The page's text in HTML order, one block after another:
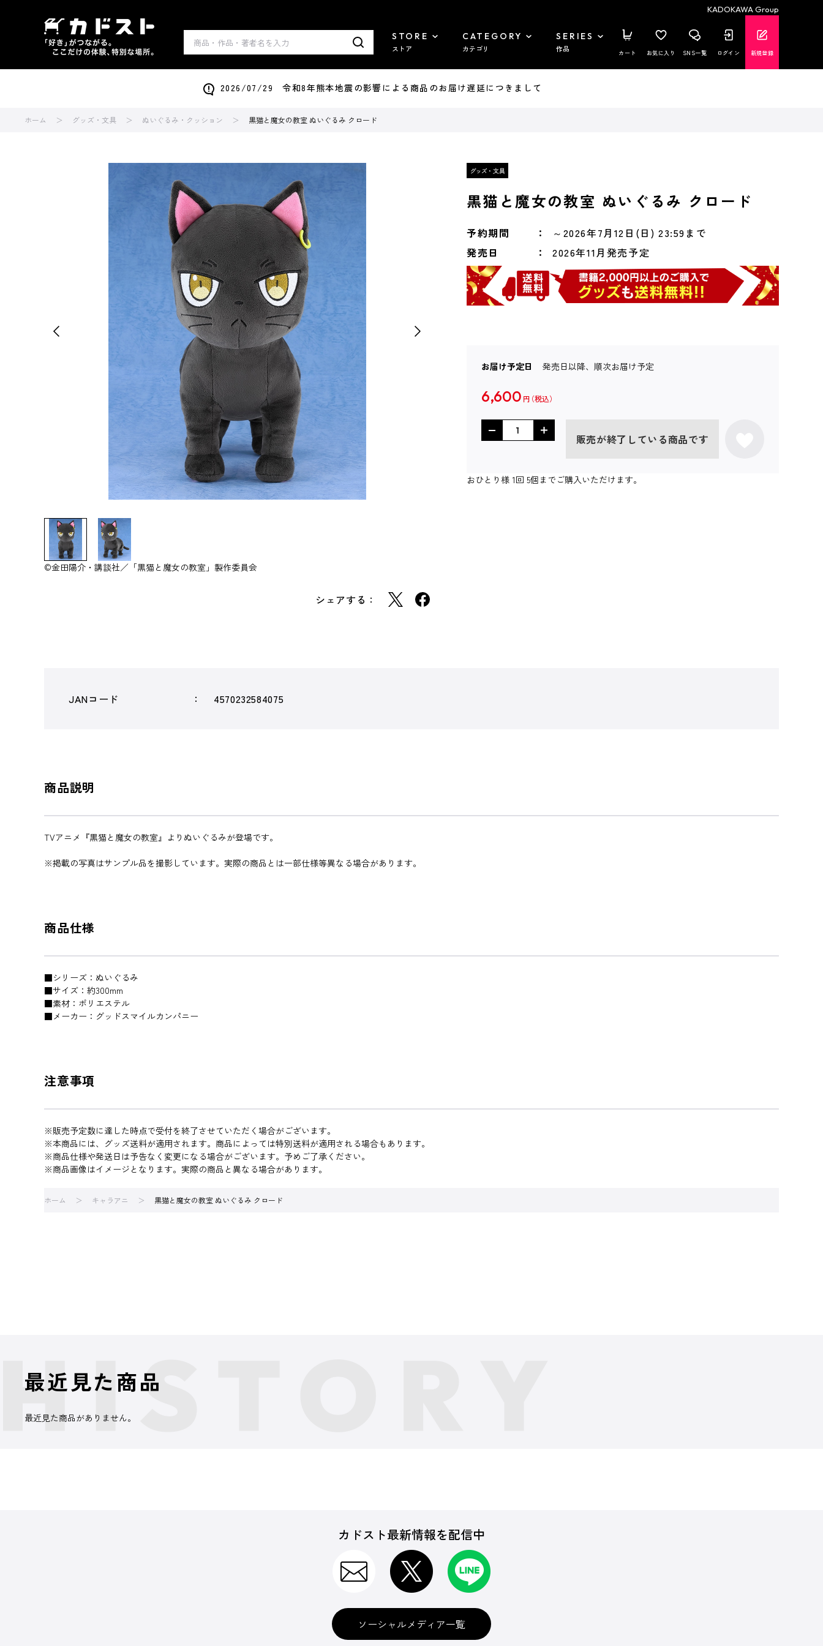
KADOKAWA Group
STORE
ストア
CATEGORY
カテゴリ
SERIES
作品 カート お気に入り SNS一覧 ログイン 新規登録
2026/07/29 令和8年熊本地震の影響による商品のお届け遅延につきまして
ホーム グッズ・文具 ぬいぐるみ・クッション 黒猫と魔女の教室 ぬいぐるみ クロード
©金田陽介・講談社／「黒猫と魔女の教室」製作委員会
シェアする：
黒猫と魔女の教室 ぬいぐるみ クロード
予約期間
～2026年7月12日(日) 23:59まで
発売日
2026年11月発売予定
お届け予定日 発売日以降、順次お届け予定
6,600 円
販売が終了している商品です
おひとり様 1回 5個までご購入いただけます。
JANコード 4570232584075
商品説明
TVアニメ『黒猫と魔女の教室』よりぬいぐるみが登場です。
※掲載の写真はサンプル品を撮影しています。実際の商品とは一部仕様等異なる場合があります。
商品仕様
■シリーズ：ぬいぐるみ
■サイズ：約300mm
■素材：ポリエステル
■メーカー：グッドスマイルカンパニー
注意事項
※販売予定数に達した時点で受付を終了させていただく場合がございます。
※本商品には、グッズ送料が適用されます。商品によっては特別送料が適用される場合もあります。
※商品仕様や発送日は予告なく変更になる場合がございます。予めご了承ください。
※商品画像はイメージとなります。実際の商品と異なる場合があります。
ホーム キャラアニ 黒猫と魔女の教室 ぬいぐるみ クロード
最近見た商品
最近見た商品がありません。
カドスト最新情報を配信中
ソーシャルメディア一覧